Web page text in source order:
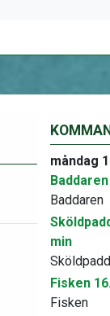
måndag
Baddaren
min
Fisken
Fisken